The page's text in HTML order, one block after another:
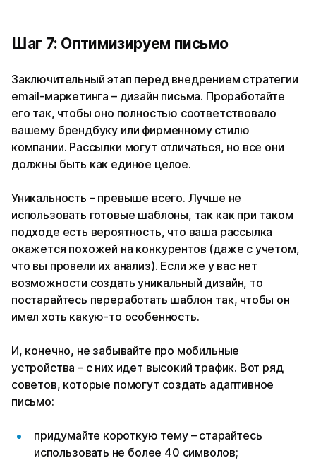
Шаг 7: Оптимизируем письмо
Заключительный этап перед внедрением стратегии
email-маркетинга – дизайн письма. Проработайте
его так, чтобы оно полностью соответствовало
вашему брендбуку или фирменному стилю
компании. Рассылки могут отличаться, но все они
должны быть как единое целое.
Уникальность – превыше всего. Лучше не
использовать готовые шаблоны, так как при таком
подходе есть вероятность, что ваша рассылка
окажется похожей на конкурентов (даже с учетом,
что вы провели их анализ). Если же у вас нет
возможности создать уникальный дизайн, то
постарайтесь переработать шаблон так, чтобы он
имел хоть какую-то особенность.
И, конечно, не забывайте про мобильные
устройства – с них идет высокий трафик. Вот ряд
советов, которые помогут создать адаптивное
письмо:
придумайте короткую тему – старайтесь
использовать не более 40 символов;